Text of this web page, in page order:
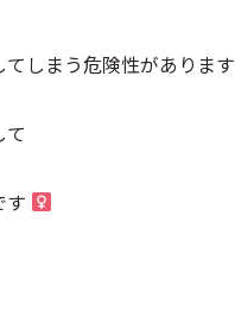
しまう危険性があります